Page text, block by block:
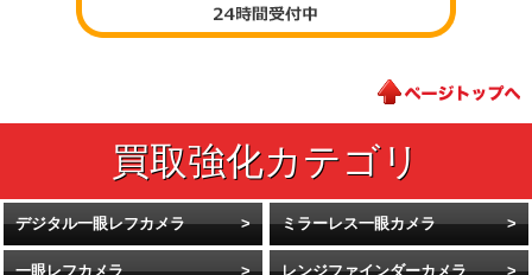
デジタル一眼レフカメラ ミラーレス一眼カメラ
一眼レフカメラ レンジファインダーカメラ